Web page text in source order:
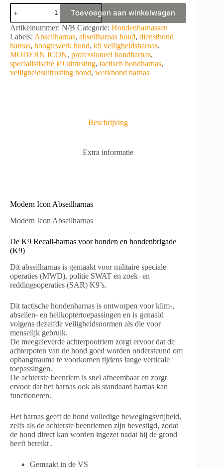
Modern
Icon
Abseilharnas
aantal
Toevoegen aan winkelwagen
A
l
t
e
r
n
Artikelnummer: N/B Categorie: Hondenharnassen
Labels: Abseilharnas, abseilharnas hond, diensthond
harnas, hoogtewerk hond, k9 veiligheids­harnas,
MODERN ICON, professioneel hondharnas,
specialistische k9 uitrusting, tactisch hondharnas,
veiligheidsuitrusting hond, werkhond harnas
Beschrijving
Extra informatie
Modern Icon Abseilharnas
Modern Icon Abseilharnas
De K9 Recall-harnas voor honden en hondenbrigade
(K9)
Dit abseilharnas is gemaakt voor militaire speciale
operaties (MWD), politie SWAT en zoek- en
reddingsoperaties (SAR) K9’s.
Dit tactische hondenharnas is ontworpen voor klim-,
abseilen- en helikoptertoepassingen en is genaaid
volgens dezelfde veiligheidsnormen als die voor
menselijk gebruik.
De meegeleverde achterpootriem zorgt ervoor dat de
achterpoten van de hond goed worden ondersteund om
ophangtrauma te voorkomen tijdens lange verticale
toepassingen.
De achterste beenriem is snel afneembaar en zorgt
ervoor dat het harnas ook als standaard harnas kan
functioneren.
Het harnas geeft de hond volledige bewegingsvrijheid,
zelfs als de achterste beenriemen zijn bevestigd, zodat
de hond direct kan worden ingezet nadat hij de grond
heeft bereikt .
Gemaakt in de VS